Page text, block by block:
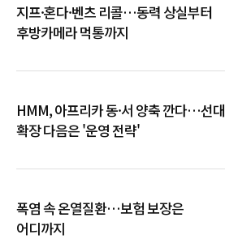
지프·혼다·벤츠 리콜…동력 상실부터
후방카메라 먹통까지
HMM, 아프리카 동·서 양축 깐다…선대
확장 다음은 '운영 전략'
폭염 속 온열질환…보험 보장은
어디까지